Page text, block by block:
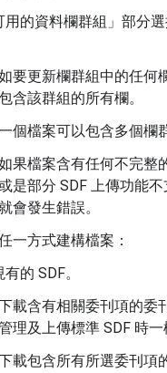
的資料欄群組」 部分
要更新欄群組中的任何
含該群組的所有欄。
個檔案可以包含多個欄
果檔案含有任何不完整
是部分 SDF 上傳功能不
會發生錯誤。
一方式建構檔案：
的 SDF。
載含有相關委刊項的委
理及上傳標準 SDF 時一
載包含所有所選委刊項